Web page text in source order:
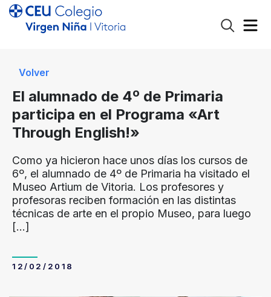
Volver
El alumnado de 4º de Primaria
participa en el Programa «Art
Through English!»
Como ya hicieron hace unos días los cursos de
6º, el alumnado de 4º de Primaria ha visitado el
Museo Artium de Vitoria. Los profesores y
profesoras reciben formación en las distintas
técnicas de arte en el propio Museo, para luego
[…]
12/02/2018